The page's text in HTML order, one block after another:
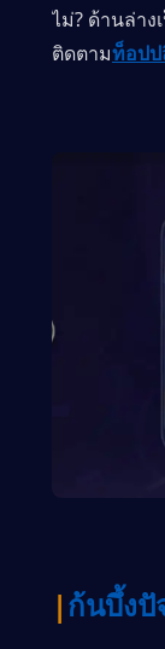
ไม่? ด้านล่าง
ติดตามท็อป
|ก้นบึ้ง